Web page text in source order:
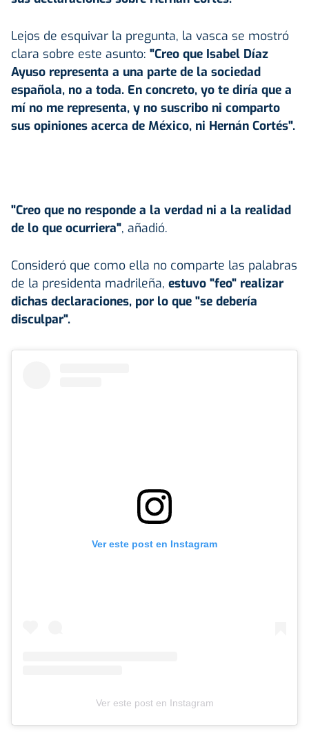
Lejos de esquivar la pregunta, la vasca se mostró
clara sobre este asunto: "Creo que Isabel Díaz
Ayuso representa a una parte de la sociedad
española, no a toda. En concreto, yo te diría que a
mí no me representa, y no suscribo ni comparto
sus opiniones acerca de México, ni Hernán Cortés".
"Creo que no responde a la verdad ni a la realidad
de lo que ocurriera", añadió.
Consideró que como ella no comparte las palabras
de la presidenta madrileña, estuvo "feo" realizar
dichas declaraciones, por lo que "se debería
disculpar".
Ver este post en Instagram
Ver este post en Instagram